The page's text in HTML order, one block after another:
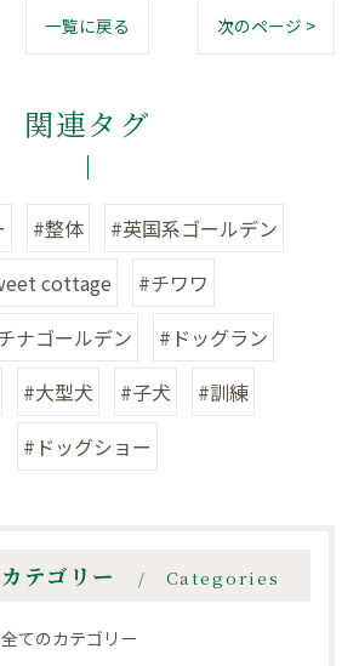
一覧に戻る 次のページ >
関連タグ
#整体
#英国系ゴールデン
cottage
#チワワ
ナゴールデン
#ドッグラン
#大型犬 #子犬
#訓練
#ドッグショー
カテゴリー Categories
全てのカテゴリー